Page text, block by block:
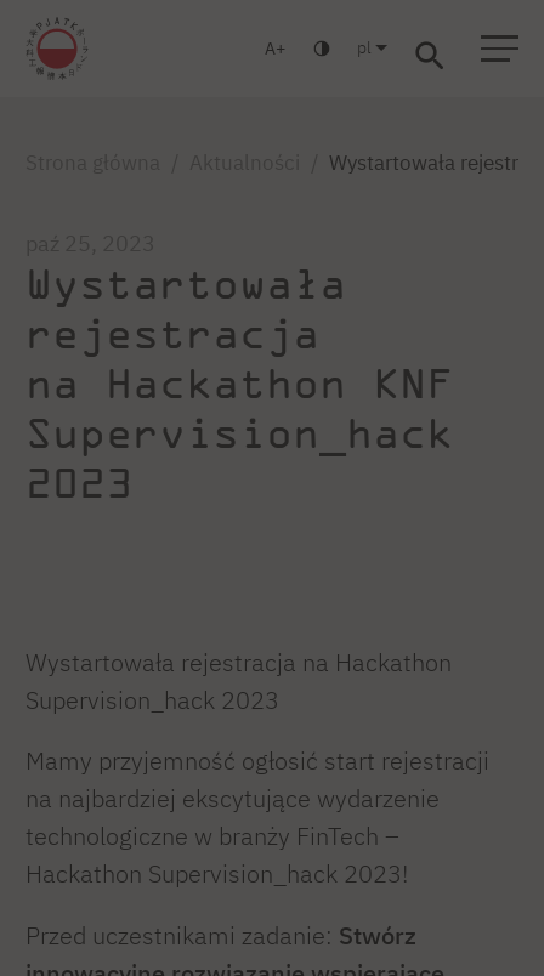
A pl
Wystartowała
Wystartowała
rejestracja
na Hackathon KNF
Supervision_hack
2023
Wystartowała rejestracja na Hackathon
Supervision_hack 2023
Mamy przyjemność ogłosić start rejestracji
na najbardziej ekscytujące wydarzenie
technologiczne w branży FinTech –
Hackathon Supervision_hack 2023!
Przed uczestnikami zadanie: Stwórz